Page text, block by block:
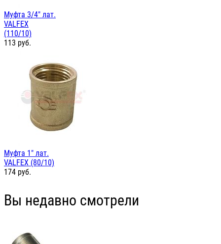
Муфта 3/4" лат.
VALFEX
(110/10)
113 руб.
Муфта 1" лат.
VALFEX (80/10)
174 руб.
Вы недавно смотрели